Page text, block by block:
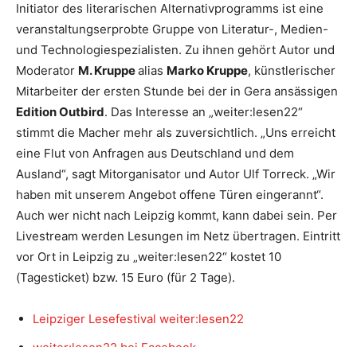
Initiator des literarischen Alternativprogramms ist eine
veranstaltungserprobte Gruppe von Literatur-, Medien-
und Technologiespezialisten. Zu ihnen gehört Autor und
Moderator M. Kruppealias Marko Kruppe, künstlerischer
Mitarbeiter der ersten Stunde bei der in Gera ansässigen
Edition Outbird. Das Interesse an „weiter:lesen22“
stimmt die Macher mehr als zuversichtlich. „Uns erreicht
eine Flut von Anfragen aus Deutschland und dem
Ausland“, sagt Mitorganisator und Autor Ulf Torreck. „Wir
haben mit unserem Angebot offene Türen eingerannt“.
Auch wer nicht nach Leipzig kommt, kann dabei sein. Per
Livestream werden Lesungen im Netz übertragen. Eintritt
vor Ort in Leipzig zu „weiter:lesen22“ kostet 10
(Tagesticket) bzw. 15 Euro (für 2 Tage).
Leipziger Lesefestival weiter:lesen22